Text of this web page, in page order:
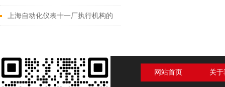
上海自动化仪表十一厂执行机构的
网站首页 关